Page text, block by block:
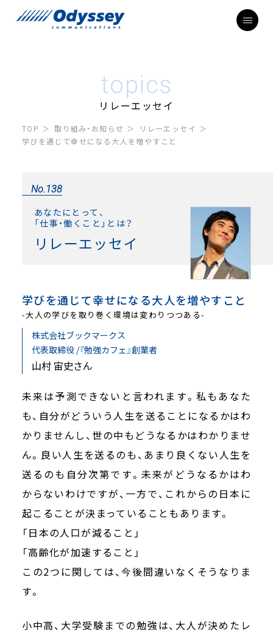
topics
リレーエッセイ
TOP 取り組み・お知らせ
リレーエッセイ
学びを通じて幸せになる大人を増やすこと
No.138
あなたにとって、
「仕事・働くこと」とは？
リレーエッセイ
学びを通じて幸せになる大人を増やすこと
-大人の学びを取り巻く環境は変わりつつある-
株式会社ブックマークス
代表取締役 /『勉強カフェ』創業者
山村 宙史さん
未来は予測できないと言われます。私もあなた
も、自分がどういう人生を送ることになるかはわ
かりませんし、世の中もどうなるかはわかりませ
ん。良い人生を送るのも、あまり良くない人生を
送るのも自分次第です。未来がどうなるかはわ
からないわけですが、一方で、これからの日本に
起こることが決まっていることもあります。
「日本の人口が減ること」
「高齢化が加速すること」
この2つに関しては、今後間違いなくそうなりま
す。
小中高、大学受験までの勉強は、大人が決めたレ